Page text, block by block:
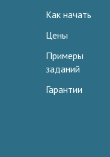
Как начать
Цены
Примеры
заданий
Гарантии